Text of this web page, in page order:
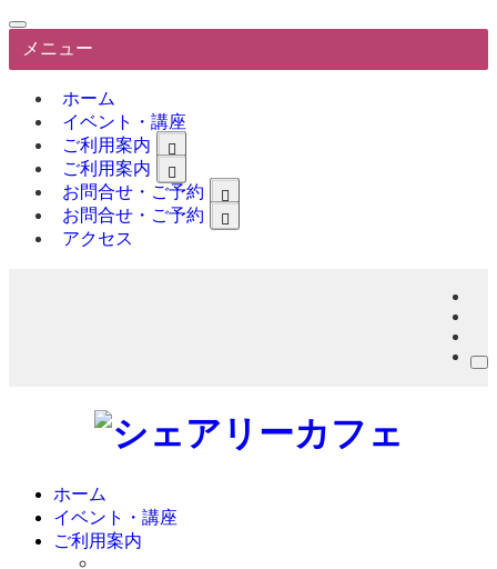
メニュー
ホーム
イベント・講座
ご利用案内
契約・書類
ご利用案内
お問合せ・ご予約
席のご予約
お問合せ・ご予約
アクセス
ホーム
イベント・講座
ご利用案内